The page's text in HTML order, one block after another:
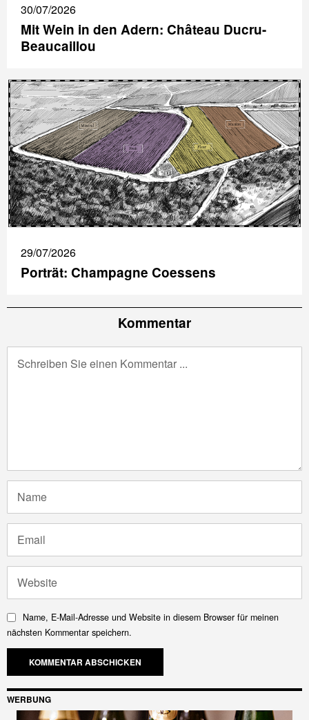
30/07/2026
Mit Wein in den Adern: Château Ducru-
Beaucaillou
29/07/2026
Porträt: Champagne Coessens
Kommentar
Name, E-Mail-Adresse und Website in diesem Browser für meinen
nächsten Kommentar speichern.
WERBUNG